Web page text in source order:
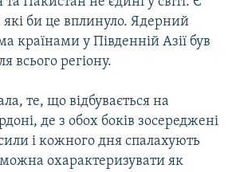
би це вплинуло. Ядерний
країнами у Південній Азії був
всього регіону.
те, що відбувається на
де з обох боків зосереджені
і кожного дня спалахують
охарактеризувати як